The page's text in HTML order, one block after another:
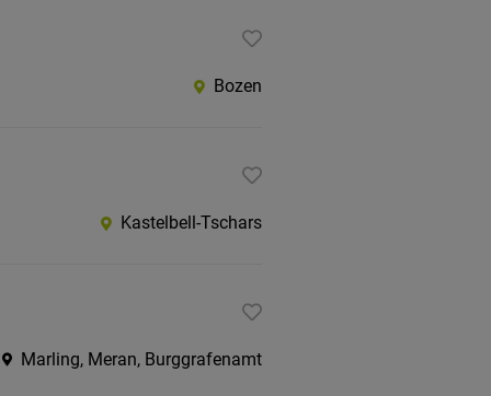
Bozen
Kastelbell-Tschars
Marling, Meran, Burggrafenamt